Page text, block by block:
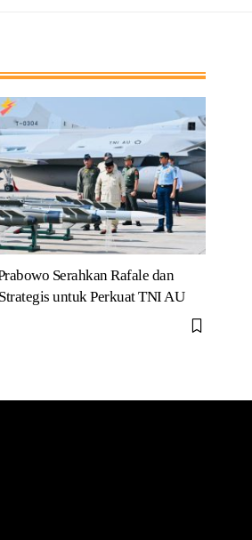
Serahkan Rafale dan
untuk Perkuat TNI AU